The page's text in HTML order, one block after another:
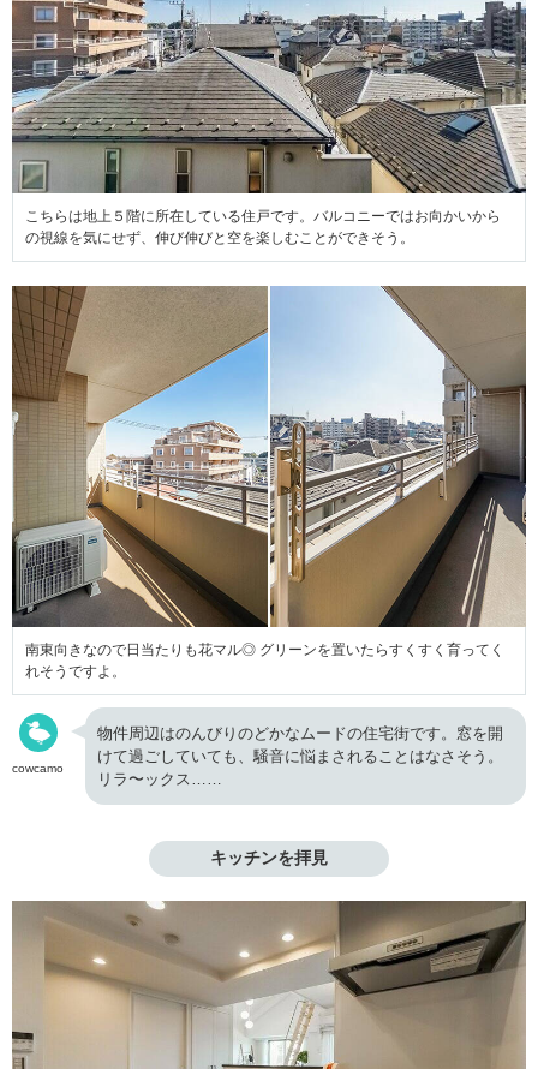
こちらは地上５階に所在している住戸です。バルコニーではお向かいから
の視線を気にせず、伸び伸びと空を楽しむことができそう。
南東向きなので日当たりも花マル◎ グリーンを置いたらすくすく育ってく
れそうですよ。
cowcamo
物件周辺はのんびりのどかなムードの住宅街です。窓を開
けて過ごしていても、騒音に悩まされることはなさそう。
リラ〜ックス……
キッチンを拝見